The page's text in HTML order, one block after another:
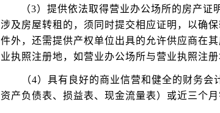
（3）提供依法取得营业办公场所的房产
涉及房屋转租的，须同时提交相应证明，以确
件外，还需提供产权单位出具的允许供应商在
业执照注册地，如营业办公场所与营业执照注
（4）具有良好的商业信营和健全的财务
资产负债表、损益表、现金流量表）或近三个月